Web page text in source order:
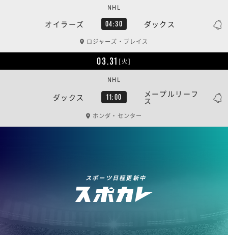
オイラーズ 04:30 ダックス
NHL
ロジャーズ・プレイス
03.31 [火]
ダックス 11:00 メープルリーフ
ス
NHL
ホンダ・センター
スポーツ日程更新中